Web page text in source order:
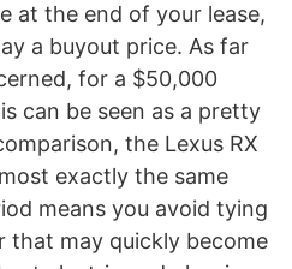
at the end of your lease,
a buyout price. As far
for a $50,000
can be seen as a pretty
the Lexus RX
exactly the same
means you avoid tying
that may quickly become